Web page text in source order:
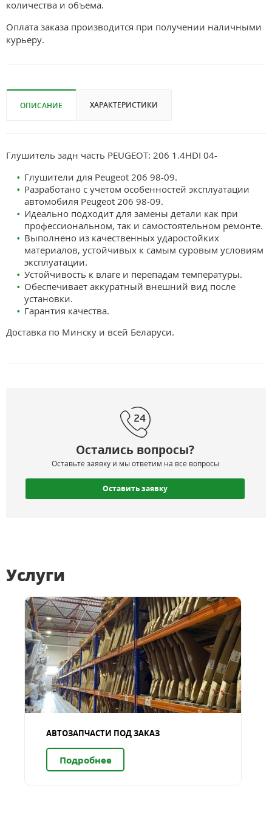
количества и объема.
Оплата заказа производится при получении наличными
курьеру.
ОПИСАНИЕ ХАРАКТЕРИСТИКИ
Глушитель задн часть PEUGEOT: 206 1.4HDI 04-
Глушители для Peugeot 206 98-09.
Разработано с учетом особенностей эксплуатации
автомобиля Peugeot 206 98-09.
Идеально подходит для замены детали как при
профессиональном, так и самостоятельном ремонте.
Выполнено из качественных ударостойких
материалов, устойчивых к самым суровым условиям
эксплуатации.
Устойчивость к влаге и перепадам температуры.
Обеспечивает аккуратный внешний вид после
установки.
Гарантия качества.
Доставка по Минску и всей Беларуси.
Остались вопросы?
Оставьте заявку и мы ответим на все вопросы
Оставить заявку
Услуги
АВТОЗАПЧАСТИ ПОД ЗАКАЗ
Подробнее